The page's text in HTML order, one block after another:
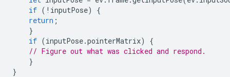
if ( ! inputPose)
{
return ;
}
if (inputPose.pointerMatrix)
{
// Figure out what was clicked and respond.
}
}